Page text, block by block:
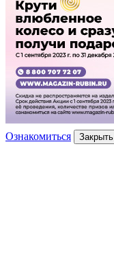
Ознакомиться Закрыть